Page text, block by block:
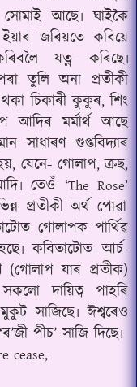
সোমাই আছে৷ ঘাইকৈ
জৰিয়তে কবিয়ে
যত্ন কৰিছে৷
তুলি অনা প্ৰতীকী
চিকাৰী কুকুৰ,শিং
আদিৰ মৰ্মাৰ্থ আছে
সাধাৰণ গুপ্তবিদ্যাৰ
, যেনে- গোলাপ,ক্ৰছ,
তেওঁ ‘The Rose’
প্ৰতীকী অৰ্থ পোৱা
গোলাপক পাৰ্থিৱ
কবিতাটোত আৰ্চ-
(গোলাপ যাৰ প্ৰতীক)
দায়িত্ব পাহৰি
সাজিছে৷ ঈশ্বৰেও
পীচ’ সাজি দিছে৷
cease,